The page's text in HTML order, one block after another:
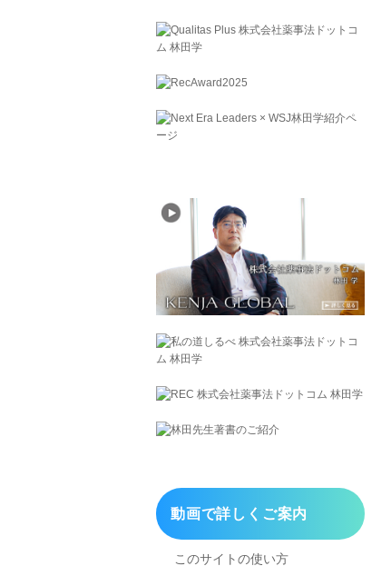
動画で詳しくご案内
このサイトの使い方